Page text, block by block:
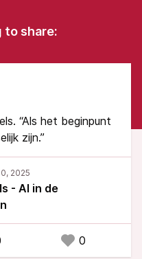
to share:
“Als het beginpunt
zijn.”
- AI in de
0